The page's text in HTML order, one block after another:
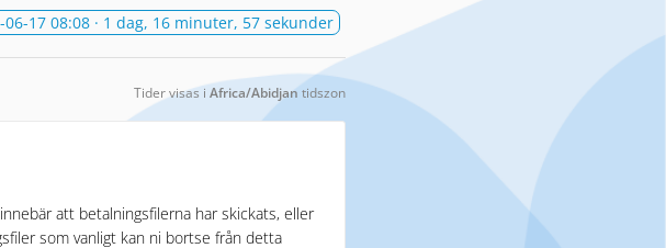
06-17 08:08 · 1 dag, 16 minuter, 57 sekunder
Tider visas i Africa/Abidjan tidszon
att betalningsfilerna har skickats, eller
som vanligt kan ni bortse från detta